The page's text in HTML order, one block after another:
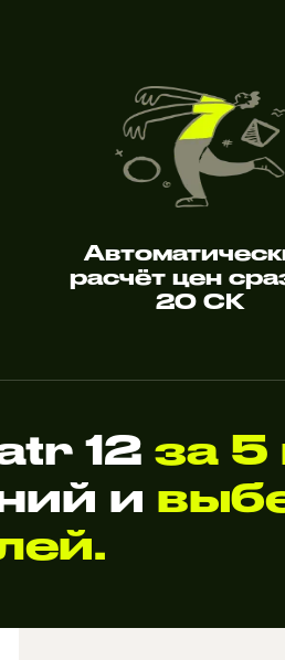
расчёт цен
20 СК
12 за 5
и